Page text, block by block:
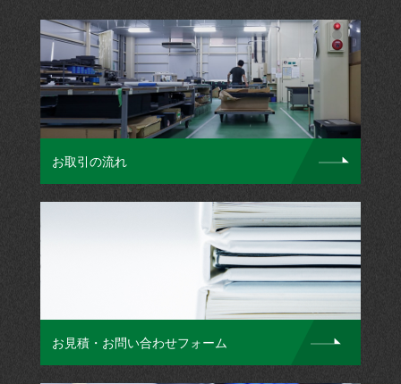
お取引の流れ
お見積・お問い合わせフォーム